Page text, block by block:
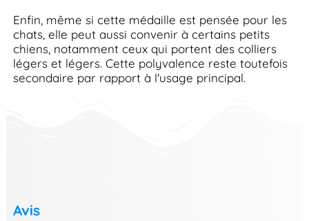
Enfin, même si cette médaille est pensée pour les
chats, elle peut aussi convenir à certains petits
chiens, notamment ceux qui portent des colliers
légers et légers. Cette polyvalence reste toutefois
secondaire par rapport à l'usage principal.
Avis